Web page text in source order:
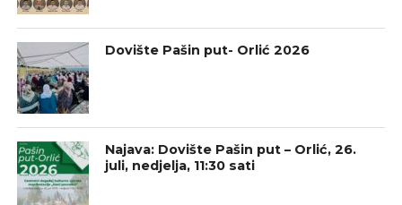
Dovište Pašin put- Orlić 2026
Najava: Dovište Pašin put – Orlić, 26.
juli, nedjelja, 11:30 sati